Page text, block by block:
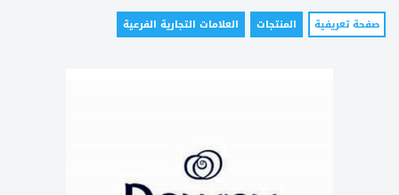
التبويبات
صفحة تعريفية (علامة
التبويب
المنتجات العلامات التجارية الفرعية